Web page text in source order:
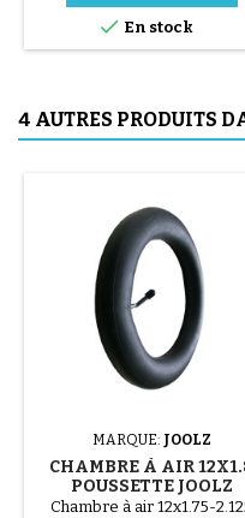
 En stock
4 AUTRES PRODUITS
MARQUE: JOOLZ
CHAMBRE À AIR
POUSSETTE JOOLZ
Chambre à air 12x1.75-